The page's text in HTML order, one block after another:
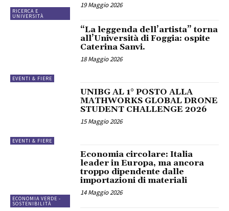
RICERCA E
UNIVERSITÀ
19 Maggio 2026
EVENTI & FIERE
“La leggenda dell’artista” torna
all’Università di Foggia: ospite
Caterina Sanvi.
18 Maggio 2026
EVENTI & FIERE
UNIBG AL 1° POSTO ALLA
MATHWORKS GLOBAL DRONE
STUDENT CHALLENGE 2026
15 Maggio 2026
ECONOMIA VERDE -
SOSTENIBILITÀ
Economia circolare: Italia
leader in Europa, ma ancora
troppo dipendente dalle
importazioni di materiali
14 Maggio 2026